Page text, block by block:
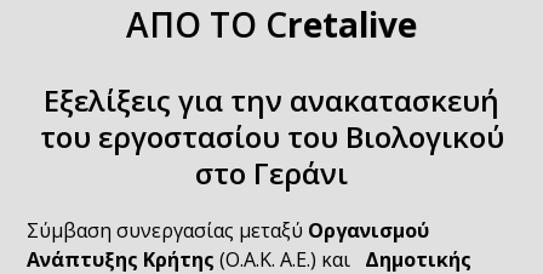
ΑΠΟ ΤΟ Cretalive
Εξελίξεις για την ανακατασκευή
του εργοστασίου του Βιολογικού
στο Γεράνι
Σύμβαση συνεργασίας μεταξύ Οργανισμού
Ανάπτυξης Κρήτης (Ο.Α.Κ. Α.Ε.) και Δημοτικής